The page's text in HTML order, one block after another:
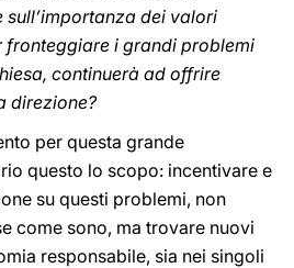
dei valori
fronteggiare i grandi problemi
continuerà ad offrire
direzione?
per questa grande
questo lo scopo: incentivare e
su questi problemi, non
come sono, ma trovare nuovi
responsabile, sia nei singoli